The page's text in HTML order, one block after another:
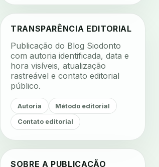
TRANSPARÊNCIA EDITORIAL
Publicação do Blog Siodonto
com autoria identificada, data e
hora visíveis, atualização
rastreável e contato editorial
público.
Autoria Método editorial
Contato editorial
SOBRE A PUBLICAÇÃO